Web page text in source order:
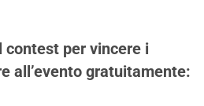
contest per vincere i
all’evento gratuitamente: